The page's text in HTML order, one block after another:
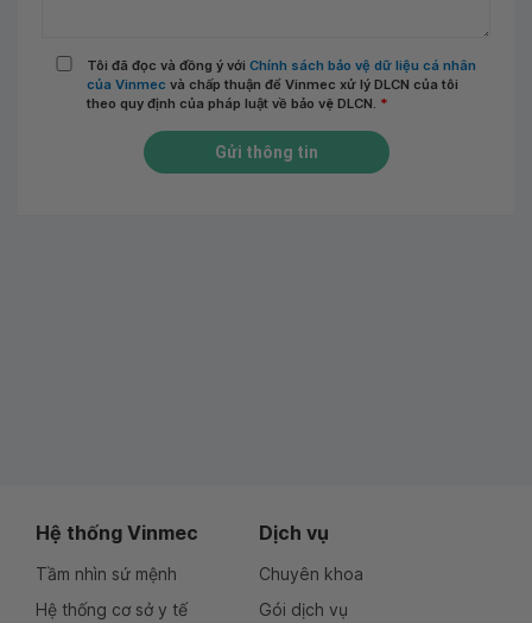
Tôi đã đọc và đồng ý với Chính sách bảo vệ dữ liệu cá nhân
của Vinmec và chấp thuận để Vinmec xử lý DLCN của tôi
theo quy định của pháp luật về bảo vệ DLCN. *
Gửi thông tin
Hệ thống Vinmec
Tầm nhìn sứ mệnh
Hệ thống cơ sở y tế
Dịch vụ
Chuyên khoa
Gói dịch vụ